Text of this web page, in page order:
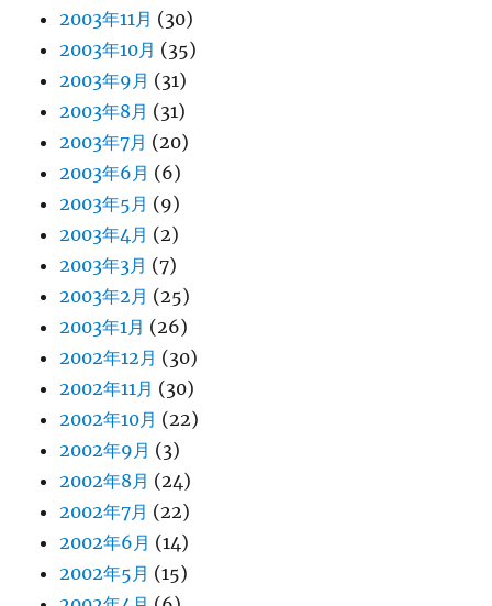
2003年11月 (30)
2003年10月 (35)
2003年9月 (31)
2003年8月 (31)
2003年7月 (20)
2003年6月 (6)
2003年5月 (9)
2003年4月 (2)
2003年3月 (7)
2003年2月 (25)
2003年1月 (26)
2002年12月 (30)
2002年11月 (30)
2002年10月 (22)
2002年9月 (3)
2002年8月 (24)
2002年7月 (22)
2002年6月 (14)
2002年5月 (15)